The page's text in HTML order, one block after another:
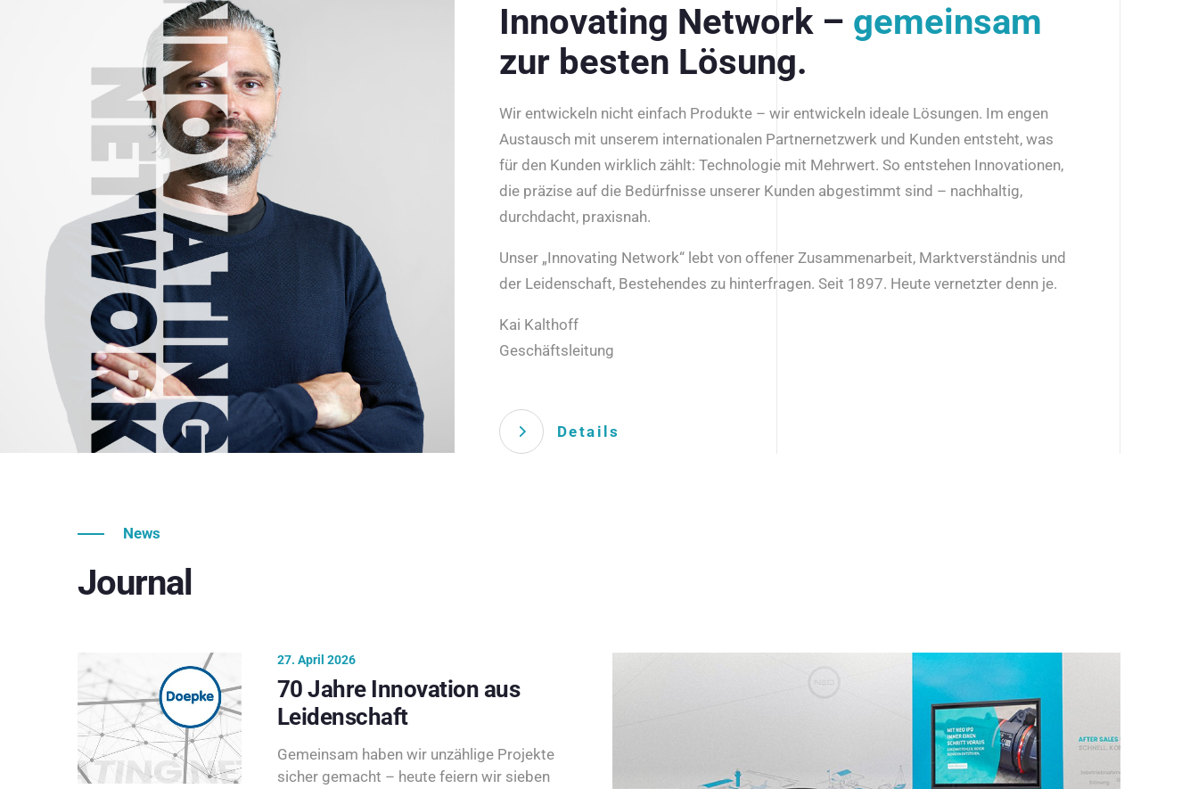
Innovating Network – gemeinsam
zur besten Lösung.
Wir entwickeln nicht einfach Produkte – wir entwickeln ideale Lösungen. Im engen
Austausch mit unserem internationalen Partnernetzwerk und Kunden entsteht, was
für den Kunden wirklich zählt: Technologie mit Mehrwert. So entstehen Innovationen,
die präzise auf die Bedürfnisse unserer Kunden abgestimmt sind – nachhaltig,
durchdacht, praxisnah.
Unser „Innovating Network“ lebt von offener Zusammenarbeit, Marktverständnis und
der Leidenschaft, Bestehendes zu hinterfragen. Seit 1897. Heute vernetzter denn je.
Kai Kalthoff
Geschäftsleitung
Details
News
Journal
27. April 2026
70 Jahre Innovation aus
Leidenschaft
Gemeinsam haben wir unzählige Projekte
sicher gemacht – heute feiern wir sieben